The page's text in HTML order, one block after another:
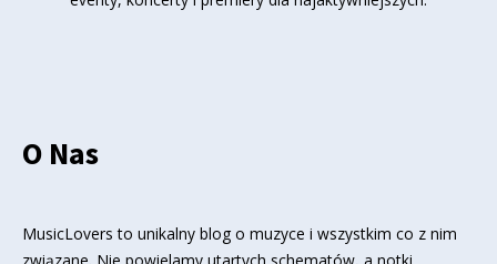
O Nas
MusicLovers to unikalny blog o muzyce i wszystkim co z nim